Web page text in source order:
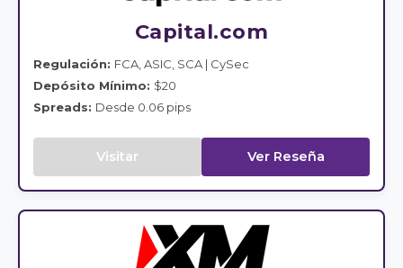
Capital.com
Regulación: FCA, ASIC, SCA | CySec
Depósito Mínimo: $20
Spreads: Desde 0.06 pips
Visitar Ver Reseña